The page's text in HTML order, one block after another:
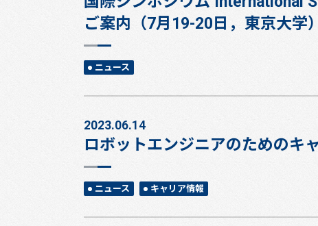
ご案内（7月19-20日，東京大学）
ニュース
2023.06.14
ロボットエンジニアのためのキ
ニュース キャリア情報